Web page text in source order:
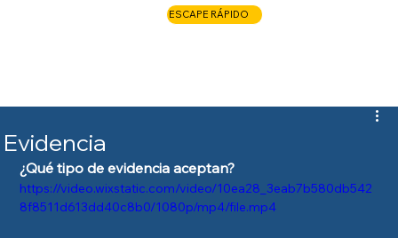
ESCAPE RÁPIDO
Evidencia
¿Qué tipo de evidencia aceptan?
https://video.wixstatic.com/video/10ea28_3eab7b580db542
8f8511d613dd40c8b0/1080p/mp4/file.mp4